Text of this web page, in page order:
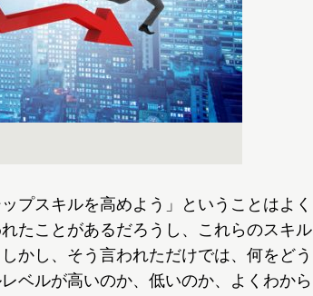
プスキルを高めよう」ということはよく
たことがあるだろうし、これらのスキル
かし、そう言われただけでは、何をどう
ベルが高いのか、低いのか、よくわから